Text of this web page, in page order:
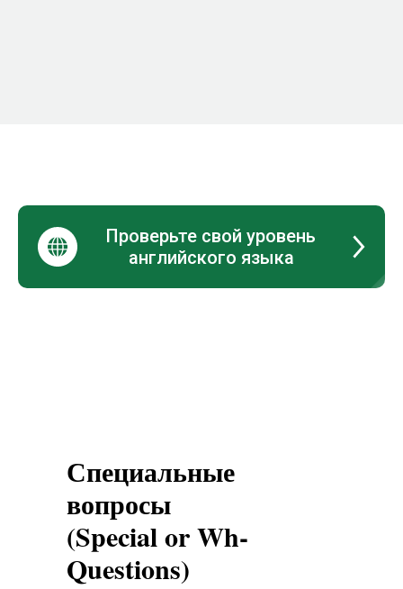
Проверьте свой уровень
английского языка
Специальные
вопросы
(Special or Wh-
Questions)